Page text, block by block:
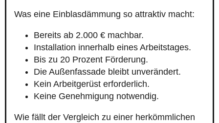
Was eine Einblasdämmung so attraktiv macht:
Bereits ab 2.000 € machbar.
Installation innerhalb eines Arbeitstages.
Bis zu 20 Prozent Förderung.
Die Außenfassade bleibt unverändert.
Kein Arbeitgerüst erforderlich.
Keine Genehmigung notwendig.
Wie fällt der Vergleich zu einer herkömmlichen